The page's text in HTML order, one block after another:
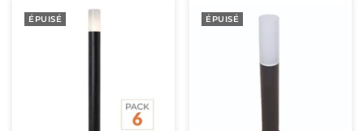
ÉPUISÉ ÉPUISÉ